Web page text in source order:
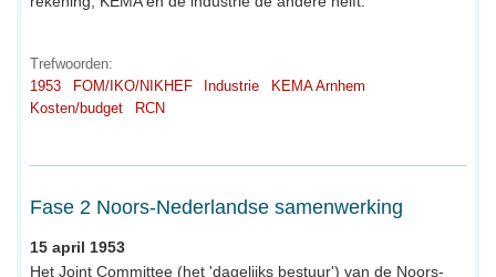
Trefwoorden:
1953
FOM/IKO/NIKHEF Industrie
KEMA Arnhem
Kosten/budget
RCN
Fase 2 Noors-Nederlandse samenwerking
15 april 1953
Het Joint Committee (het 'dagelijks bestuur') van de Noors-